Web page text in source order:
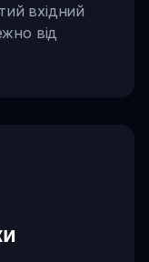
вхідний
від